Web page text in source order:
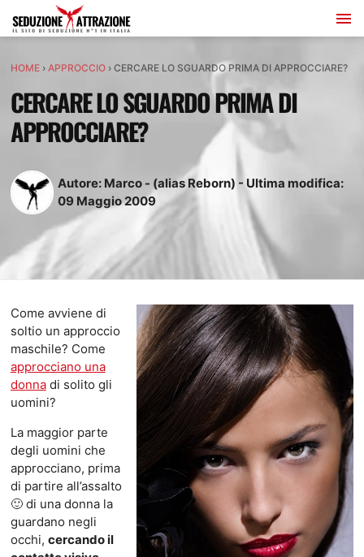
HOME› APPROCCIO› CERCARE LO SGUARDO PRIMA DI APPROCCIARE?
CERCARE LO SGUARDO PRIMA DI
APPROCCIARE?
Autore: Marco - (alias Reborn) - Ultima modifica:
09 Maggio2009
Come avviene di
soltio un approccio
maschile? Come
approcciano una
donnadi solito gli
uomini?
La maggior parte
degli uomini che
approcciano, prima
di partire all’assalto
🙂 di una donna la
guardano negli
occhi, cercando il